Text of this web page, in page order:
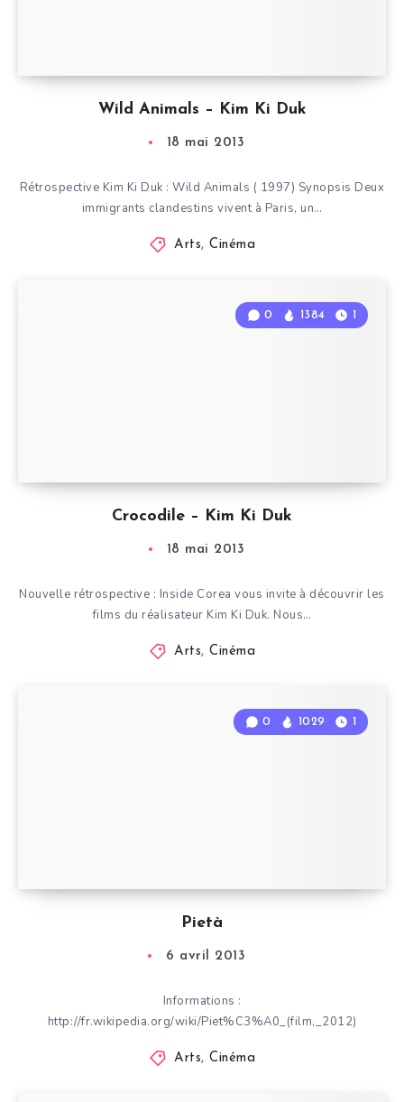
Wild Animals – Kim Ki Duk
18 mai 2013
Rétrospective Kim Ki Duk : Wild Animals ( 1997) Synopsis Deux
immigrants clandestins vivent à Paris, un…
Arts,Cinéma
Crocodile – Kim Ki Duk
0 1384 1
18 mai 2013
Nouvelle rétrospective : Inside Corea vous invite à découvrir les
films du réalisateur Kim Ki Duk. Nous…
Arts,Cinéma
Pietà
0 1029 1
6 avril 2013
Informations :
http://fr.wikipedia.org/wiki/Piet%C3%A0_(film,_2012)
Arts,Cinéma